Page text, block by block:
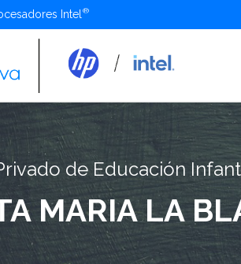
Intel
de Educación
MARIA LA